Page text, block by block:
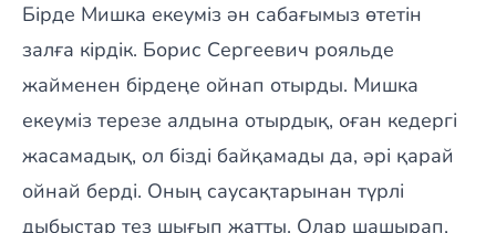
Бірде Мишка екеуміз ән сабағымыз өтетін
залға кірдік. Борис Сергеевич рояльде
жайменен бірдеңе ойнап отырды. Мишка
екеуміз терезе алдына отырдық, оған кедергі
жасамадық, ол бізді байқамады да, әрі қарай
ойнай берді. Оның саусақтарынан түрлі
дыбыстар тез шығып жатты. Олар шашырап,